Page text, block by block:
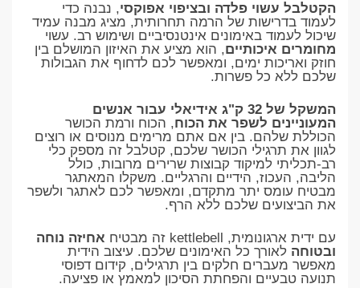
הקטלבל עשוי פלדה ובציפוי אפוקסי, נבנה כדי
לעמוד בדרישות של הרמה תחרותית, מציג מבנה עמיד
שיכול לעמוד באימונים אינטנסיביים ושימוש רב. עשוי
מחומרים איכותיים, הוא מציע את האיזון המושלם בין
חוזק ואריכות ימים, ומאפשר לכם לדחוף את הגבולות
שלכם ללא כל פשרות.
המשקל של 32 ק"ג אידיאלי עבור אנשים
המעוניינים לשפר את הכוח, הכוח ורמת הכושר
הכוללת שלהם. בין אם אתם מרימים מנוסים או רוצים
לגוון את תרגילי הכושר שלכם, קטלבל זה מספק כלי
רב-תכליתי למיקוד קבוצות שרירים מרובות, כולל
הליבה, העכוז, הידיים והרגליים. משקלו המאתגר
מבטיח עומס יתר מתקדם, ומאפשר לכם לאתגר ולשפר
את הביצועים שלכם ללא הרף.
עם ידית ארגונומית, kettlebell זה מבטיח
אחיזה נוחה
ובטוחה לאורך כל האימונים שלכם. עיצוב הידית
מאפשר מעברים חלקים בין תרגילים, קידום דפוסי
תנועה טבעיים והפחתת הסיכון למאמץ או פציעה.